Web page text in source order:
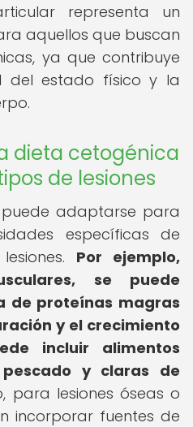
representa un
aquellos que buscan
ya que contribuye
del estado físico y la
dieta cetogénica
de lesiones
adaptarse para
específicas de
Por ejemplo,
se puede
de proteínas magras
y el crecimiento
incluir alimentos
y claras de
para lesiones óseas o
incorporar fuentes de